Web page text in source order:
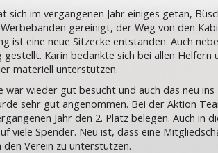
sich im vergangenen Jahr einiges getan,
gereinigt, der Weg von den
ist eine neue Sitzecke entstanden. Auch
Karin bedankte sich bei allen Helfern
materiell unterstützen.
war wieder gut besucht und auch das neu
sehr gut angenommen. Bei der Aktion
Jahr den 2. Platz belegen. Auch in
viele Spender. Neu ist, dass eine
Verein zu unterstützen.